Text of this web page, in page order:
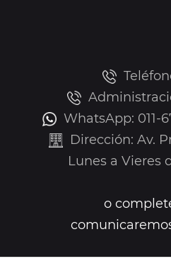
WhatsApp: 011-
Dirección: Av.
Lunes a Vieres
o